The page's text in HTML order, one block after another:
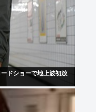
ドショーで地上波初放